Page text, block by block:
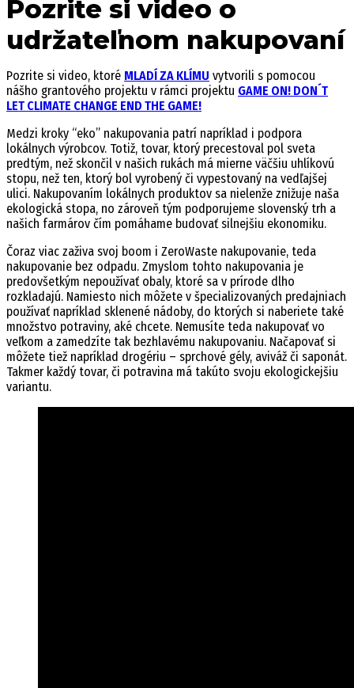
Pozrite si video o
udržateľnom nakupovaní
Pozrite si video, ktoré MLADÍ ZA KLÍMU vytvorili s pomocou
nášho grantového projektu v rámci projektu GAME ON! DON´T
LET CLIMATE CHANGE END THE GAME!
Medzi kroky “eko” nakupovania patrí napríklad i podpora
lokálnych výrobcov. Totiž, tovar, ktorý precestoval pol sveta
predtým, než skončil v našich rukách má mierne väčšiu uhlíkovú
stopu, než ten, ktorý bol vyrobený či vypestovaný na vedľajšej
ulici. Nakupovaním lokálnych produktov sa nielenže znižuje naša
ekologická stopa, no zároveň tým podporujeme slovenský trh a
našich farmárov čím pomáhame budovať silnejšiu ekonomiku.
Čoraz viac zaživa svoj boom i ZeroWaste nakupovanie, teda
nakupovanie bez odpadu. Zmyslom tohto nakupovania je
predovšetkým nepoužívať obaly, ktoré sa v prírode dlho
rozkladajú. Namiesto nich môžete v špecializovaných predajniach
používať napríklad sklenené nádoby, do ktorých si naberiete také
množstvo potraviny, aké chcete. Nemusíte teda nakupovať vo
veľkom a zamedzíte tak bezhlavému nakupovaniu. Načapovať si
môžete tiež napríklad drogériu – sprchové gély, aviváž či saponát.
Takmer každý tovar, či potravina má takúto svoju ekologickejšiu
variantu.